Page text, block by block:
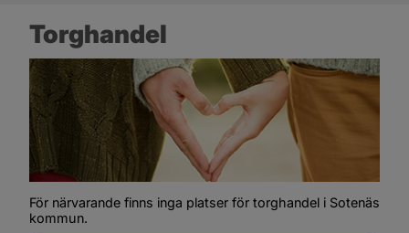
Torghandel
För närvarande finns inga platser för torghandel i Sotenäs
kommun.